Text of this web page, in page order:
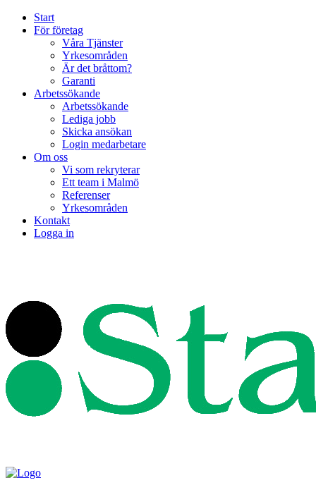
Start
För företag
Våra Tjänster
Yrkesområden
Är det bråttom?
Garanti
Arbetssökande
Arbetssökande
Lediga jobb
Skicka ansökan
Login medarbetare
Om oss
Vi som rekryterar
Ett team i Malmö
Referenser
Yrkesområden
Kontakt
Logga in